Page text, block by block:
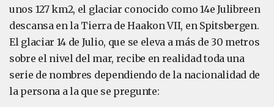
unos 127 km2, el glaciar conocido como 14e Julibreen
descansa en la Tierra de Haakon VII, en Spitsbergen.
El glaciar 14 de Julio, que se eleva a más de 30 metros
sobre el nivel del mar, recibe en realidad toda una
serie de nombres dependiendo de la nacionalidad de
la persona a la que se pregunte: